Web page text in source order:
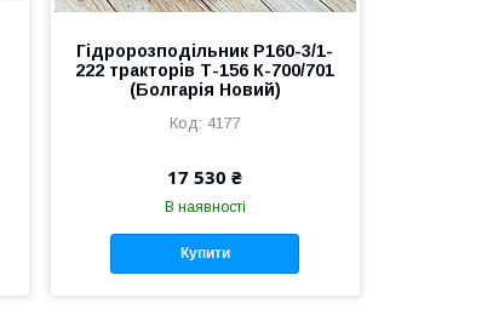
Гідророзподільник Р160-3/1-
222 тракторів Т-156 К-700/701
(Болгарія Новий)
4177
17 530 ₴
В наявності
Купити